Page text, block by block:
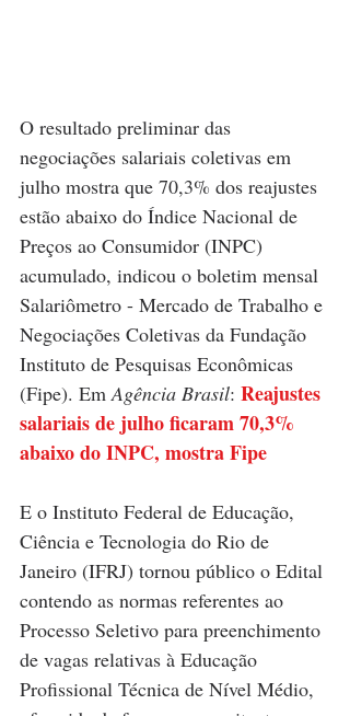
O resultado preliminar das
negociações salariais coletivas em
julho mostra que 70,3% dos reajustes
estão abaixo do Índice Nacional de
Preços ao Consumidor (INPC)
acumulado, indicou o boletim mensal
Salariômetro - Mercado de Trabalho e
Negociações Coletivas da Fundação
Instituto de Pesquisas Econômicas
(Fipe). Em Agência Brasil: Reajustes
salariais de julho ficaram 70,3%
abaixo do INPC, mostra Fipe
E o Instituto Federal de Educação,
Ciência e Tecnologia do Rio de
Janeiro (IFRJ) tornou público o Edital
contendo as normas referentes ao
Processo Seletivo para preenchimento
de vagas relativas à Educação
Profissional Técnica de Nível Médio,